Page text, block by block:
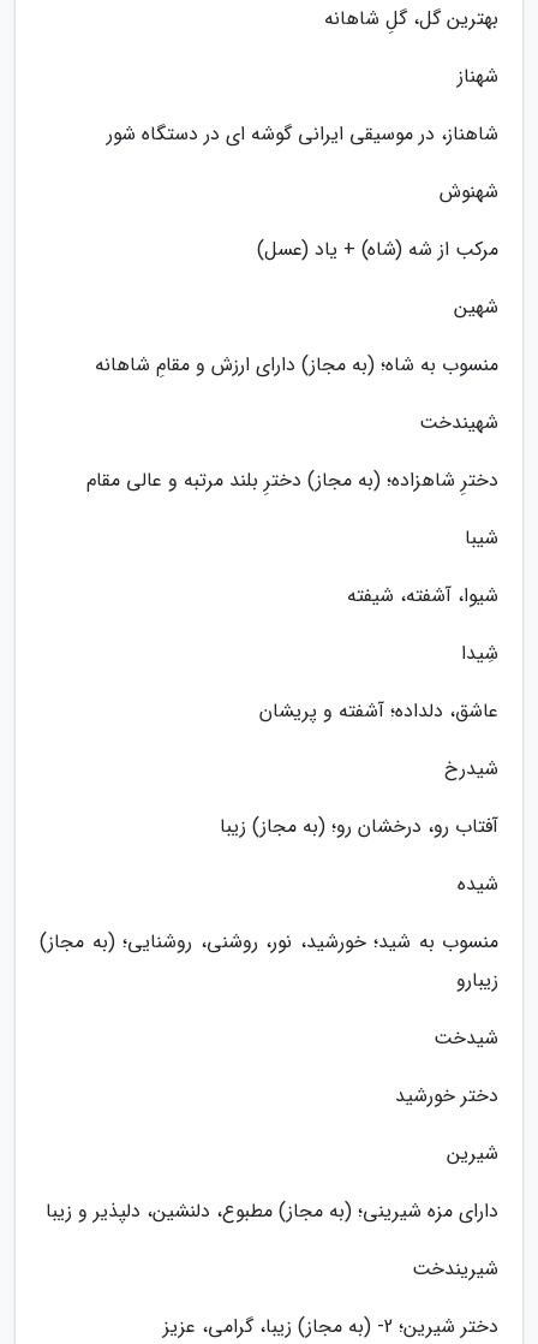
بهترین گل، گلِ شاهانه
شهناز
شاهناز، در موسیقی ایرانی گوشه ای در دستگاه شور
شهنوش
مرکب از شه (شاه) + یاد (عسل)
شهین
منسوب به شاه؛ (به مجاز) دارای ارزش و مقامِ شاهانه
شهیندخت
دخترِ شاهزاده؛ (به مجاز) دخترِ بلند مرتبه و عالی مقام
شیبا
شیوا، آشفته، شیفته
شِیدا
عاشق، دلداده؛ آشفته و پریشان
شیدرخ
آفتاب رو، درخشان رو؛ (به مجاز) زیبا
شیده
منسوب به شید؛ خورشید، نور، روشنی، روشنایی؛ (به مجاز)
زیبارو
شیدخت
دختر خورشید
شیرین
دارای مزه شیرینی؛ (به مجاز) مطبوع، دلنشین، دلپذیر و زیبا
شیریندخت
دختر شیرین؛ 2- (به مجاز) زیبا، گرامی، عزیز